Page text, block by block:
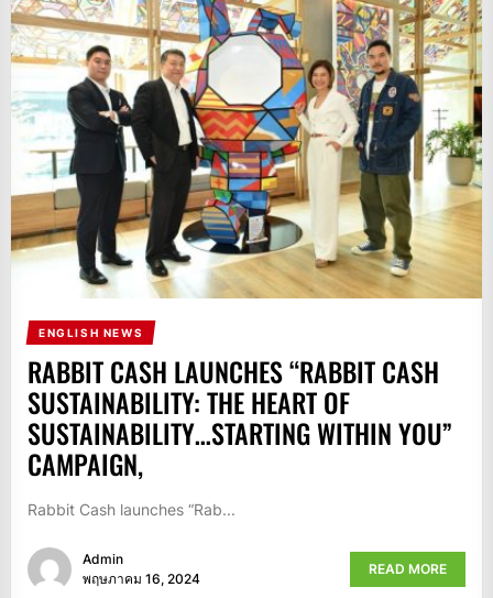
ENGLISH NEWS
RABBIT CASH LAUNCHES “RABBIT CASH
SUSTAINABILITY: THE HEART OF
SUSTAINABILITY…STARTING WITHIN YOU”
CAMPAIGN,
Rabbit Cash launches “Rab...
Admin
พฤษภาคม 16, 2024
READ MORE